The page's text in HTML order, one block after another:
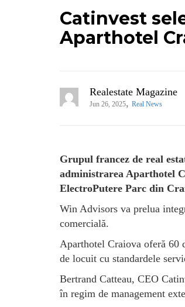
Catinvest
Aparthotel
Realestate Magazine
Jun 26, 2025, Real News
Grupul francez de real
administrarea Aparthotel
ElectroPutere Parc din
Win Advisors va prelua
comercială.
Aparthotel Craiova oferă 60
de locuit cu standardele
Bertrand Catteau, CEO
în regim de management